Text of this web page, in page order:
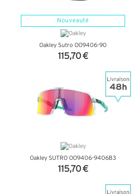
Nouveauté
Oakley Sutro OO9406-90
115,70 €
Oakley SUTRO OO9406-9406B3
115,70 €